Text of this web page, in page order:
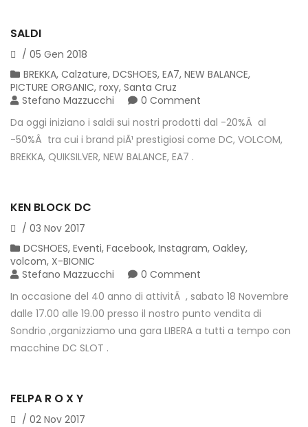
SALDI
/ 05 Gen 2018
BREKKA, Calzature, DCSHOES, EA7, NEW BALANCE,
PICTURE ORGANIC, roxy, Santa Cruz
Stefano Mazzucchi
0 Comment
Da oggi iniziano i saldi sui nostri prodotti dal -20%Â al
-50%Â tra cui i brand piÃ¹ prestigiosi come DC, VOLCOM,
BREKKA, QUIKSILVER, NEW BALANCE, EA7 .
KEN BLOCK DC
/ 03 Nov 2017
DCSHOES, Eventi, Facebook, Instagram, Oakley,
volcom, X-BIONIC
Stefano Mazzucchi
0 Comment
In occasione del 40 anno di attivitÃ , sabato 18 Novembre
dalle 17.00 alle 19.00 presso il nostro punto vendita di
Sondrio ,organizziamo una gara LIBERA a tutti a tempo con
macchine DC SLOT .
FELPA R O X Y
/ 02 Nov 2017